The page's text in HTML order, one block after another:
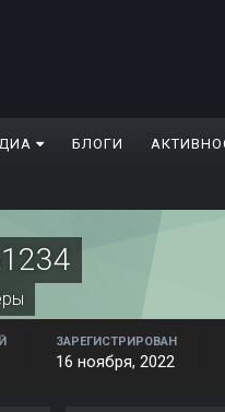
БЛОГИ
ЗАРЕГИСТРИРОВАН
16 ноября, 2022